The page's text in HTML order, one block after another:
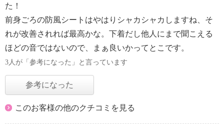
た！
前身ごろの防風シートはやはりシャカシャカしますね、そ
れが改善されれば最高かな。下着だし他人にまで聞こえる
ほどの音ではないので、まぁ良いかってとこです。
3人が「参考になった」と言っています
参考になった
このお客様の他のクチコミを見る